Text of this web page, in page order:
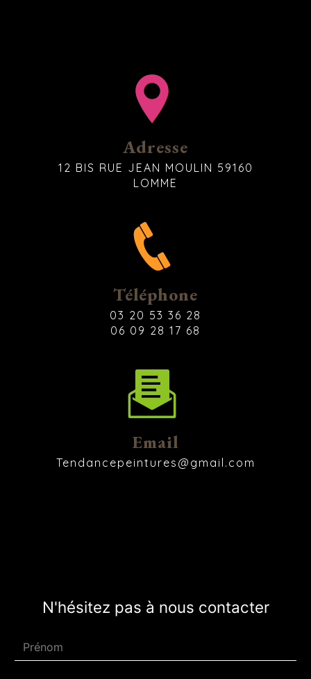
Adresse
12 BIS RUE JEAN MOULIN 59160
LOMME
Téléphone
03 20 53 36 28
06 09 28 17 68
Email
tendancepeintures@gmail.com
N'hésitez pas à nous contacter